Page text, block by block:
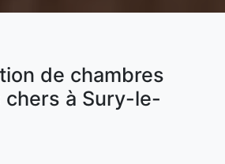
de chambres
chers à Sury-le-